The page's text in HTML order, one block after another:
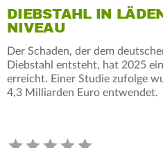
DIEBSTAHL IN
NIVEAU
Der Schaden, der dem
Diebstahl entsteht, hat 2025
erreicht. Einer Studie zufolge
4,3 Milliarden Euro entwendet.